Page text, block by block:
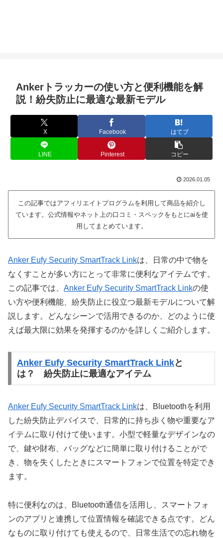
Ankerトラッカーの使い方と便利機能を解
説！紛失防止に最適な最新モデル
X Facebook はてブ
LINE Pinterest コピー
2026.01.05
この記事ではアフィリエイトプログラムを利用して商品を紹介し
ています。公式情報やネット上の口コミ・スペックをもとにaiを使
用してまとめています。
Anker Eufy Security SmartTrack Linkは、日常の中で物を
なくすことが多い方にとって非常に便利なアイテムです。
この記事では、 Anker Eufy Security SmartTrack Linkの使
い方や便利機能、紛失防止に役立つ最新モデルについて解
説します。どんなシーンで活用できるのか、どのように使
えば最大限に効果を発揮するのかを詳しくご紹介します。
Anker Eufy Security SmartTrack Linkと
は？ 紛失防止に最適なアイテム
Anker Eufy Security SmartTrack Linkは、Bluetoothを利用
した紛失防止デバイスで、日常的に持ち歩く物や重要なア
イテムに取り付けて使います。小型で軽量なデザインなの
で、鍵や財布、バッグなどに簡単に取り付けることがで
き、物を失くしたときにスマートフォンで位置を特定でき
ます。
特に便利なのは、Bluetooth通信を活用し、スマートフォ
ンのアプリと連携して位置情報を確認できる点です。どん
なものに取り付けても使えるので、日常生活での忘れ物を